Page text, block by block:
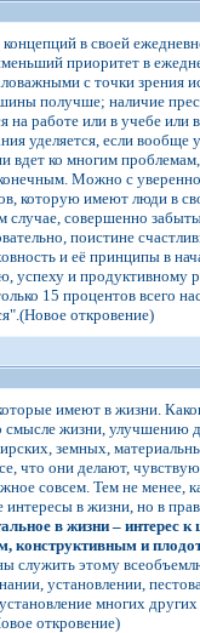
в своей
приоритет в
с точки зрения
получше; наличие
на работе или в учебе
уделяется, если вообще
вдет ко многим
Можно с
которую имеют люди в
случае, совершенно
поистине
и её принципы в
успеху и продуктивному
15 процентов всего
откровение)
имеют в жизни.
смысле жизни, улучшению
земных,
что они делают,
совсем. Тем не менее,
в жизни, но в
в жизни – интерес к
конструктивным и
служить этому
установлении,
многих
откровение)